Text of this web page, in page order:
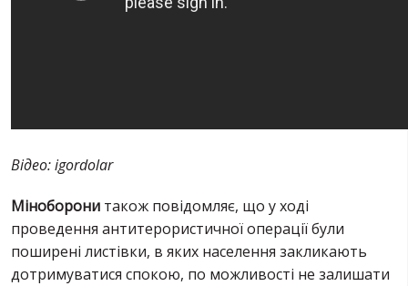
Відео: igordolar
Міноборони також повідомляє, що у ході
проведення антитерористичної операції були
поширені листівки, в яких населення закликають
дотримуватися спокою, по можливості не залишати